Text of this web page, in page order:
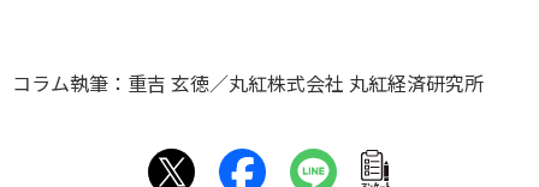
コラム執筆：重吉 玄徳／丸紅株式会社 丸紅経済研究所